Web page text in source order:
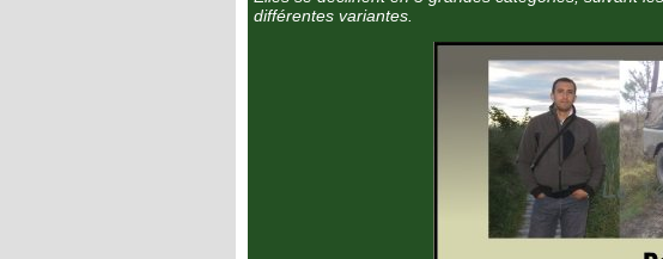
différentes variantes.